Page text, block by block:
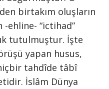
birtakım oluşların
-ehline- “ictihad”
tutulmuştur. İşte
yapan husus,
tahdîde tâbî
İslâm Dünya